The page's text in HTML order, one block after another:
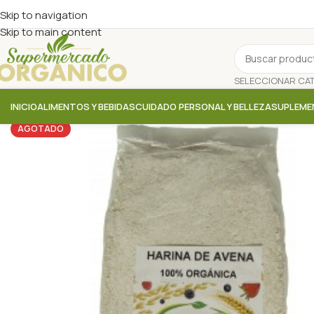
Skip to navigation
Skip to main content
INICIOALIMENTOS Y BEBIDASCUIDADO PERSONAL Y BELLEZA
AGOTADO